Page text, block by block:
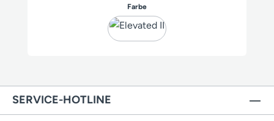
Farbeauswählen
SERVICE-HOTLINE